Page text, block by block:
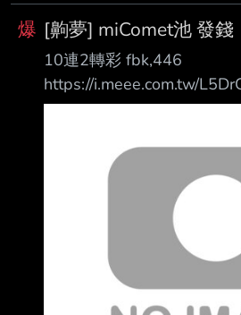
爆 [齁夢] miComet池 發錢
10連2轉彩 fbk,446
https://i.meee.com.tw/
裝35 https://
裝sui https://
https://i.meee.com.tw/
長讓我有免費石抽 讓我人
石30抽畢業 抽100位100P(